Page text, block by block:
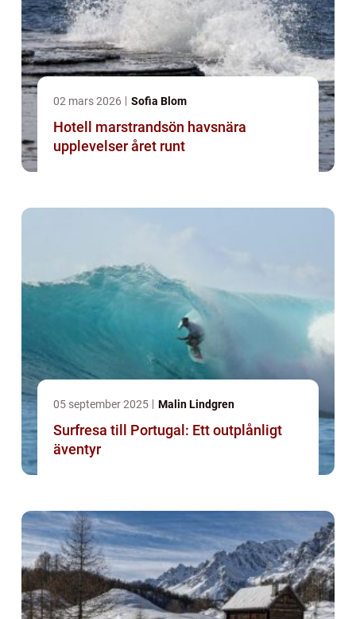
02 mars 2026 Sofia Blom
Hotell marstrandsön havsnära
upplevelser året runt
05 september 2025 Malin Lindgren
Surfresa till Portugal: Ett outplånligt
äventyr